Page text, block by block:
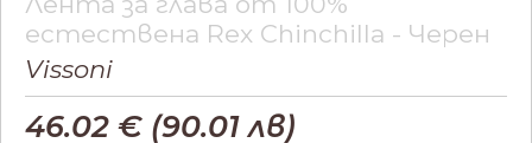
естествена Rex Chinchilla - Черен
Vissoni
46.02 € (90.01 лв)